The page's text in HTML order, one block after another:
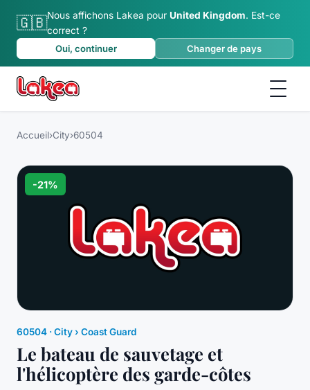
🇬🇧Nous affichons Lakea pour United Kingdom. Est-ce
correct ?
Oui, continuer
Changer de pays
Accueil›City›60504
-21%
60504 ·City› Coast Guard
Le bateau de sauvetage et
l'hélicoptère des garde-côtes